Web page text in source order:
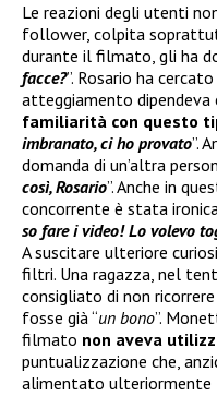
Le reazioni degli utenti
follower, colpita
durante il filmato, gli ha
facce?”. Rosario ha
atteggiamento
familiarità con questo
imbranato, ci ho provato”.
domanda di un’altra
così, Rosario”. Anche in
concorrente è stata
so fare i video! Lo volevo
A suscitare ulteriore
filtri. Una ragazza, nel
consigliato di non
fosse già “un bono”.
filmato non aveva
puntualizzazione che,
alimentato ulteriormente